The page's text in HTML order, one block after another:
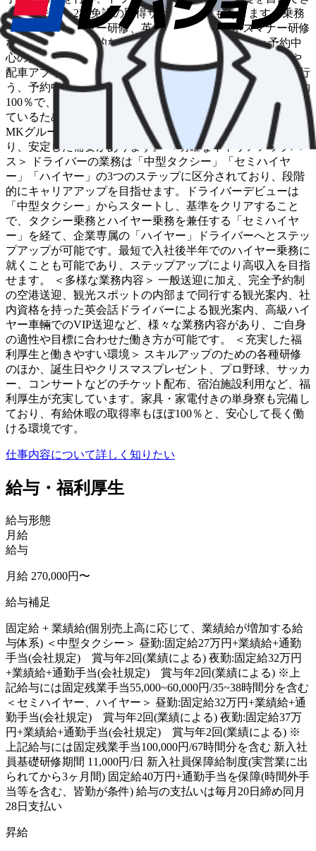
ます。また、2種免許の取得サポート制度もあります。乗務
開始後も、ハイヤー研修、英会話研修、ビジネスマナー研修
などを通じて継続的なスキルアップが可能です。 ＜予約中
心の安定した営業スタイル＞ お客様からコールセンターや
配車アプリを通じていただいた予約に合わせて送迎業務を行
う、予約中心の営業スタイルです。特にハイヤー業務は予約
100％で、企業の役員送迎など事前にスケジュールが決まっ
ているため、仕事の段取りが組みやすい特徴があります。
MKグループは「業界最高水準のおもてなし」で知られてお
り、安定した需要があります。 ＜明確なキャリアアップパ
ス＞ ドライバーの業務は「中型タクシー」「セミハイヤ
ー」「ハイヤー」の3つのステップに区分されており、段階
的にキャリアアップを目指せます。ドライバーデビューは
「中型タクシー」からスタートし、基準をクリアすること
で、タクシー乗務とハイヤー乗務を兼任する「セミハイヤ
ー」を経て、企業専属の「ハイヤー」ドライバーへとステッ
プアップが可能です。最短で入社後半年でのハイヤー乗務に
就くことも可能であり、ステップアップにより高収入を目指
せます。 ＜多様な業務内容＞ 一般送迎に加え、完全予約制
の空港送迎、観光スポットの内部まで同行する観光案内、社
内資格を持った英会話ドライバーによる観光案内、高級ハイ
ヤー車輛でのVIP送迎など、様々な業務内容があり、ご自身
の適性や目標に合わせた働き方が可能です。 ＜充実した福
利厚生と働きやすい環境＞ スキルアップのための各種研修
のほか、誕生日やクリスマスプレゼント、プロ野球、サッカ
ー、コンサートなどのチケット配布、宿泊施設利用など、福
利厚生が充実しています。家具・家電付きの単身寮も完備し
ており、有給休暇の取得率もほぼ100％と、安心して長く働
ける環境です。
仕事内容について詳しく知りたい
給与・福利厚生
給与形態
月給
給与
月給 270,000円〜
給与補足
固定給 + 業績給(個別売上高に応じて、業績給が増加する給
与体系) ＜中型タクシー＞ 昼勤:固定給27万円+業績給+通勤
手当(会社規定) 賞与年2回(業績による) 夜勤:固定給32万円
+業績給+通勤手当(会社規定) 賞与年2回(業績による) ※上
記給与には固定残業手当55,000~60,000円/35~38時間分を含む
＜セミハイヤー、ハイヤー＞ 昼勤:固定給32万円+業績給+通
勤手当(会社規定) 賞与年2回(業績による) 夜勤:固定給37万
円+業績給+通勤手当(会社規定) 賞与年2回(業績による) ※
上記給与には固定残業手当100,000円/67時間分を含む 新入社
員基礎研修期間 11,000円/日 新入社員保障給制度(実営業に出
られてから3ヶ月間) 固定給40万円+通勤手当を保障(時間外手
当等を含む、皆勤が条件) 給与の支払いは毎月20日締め同月
28日支払い
昇給